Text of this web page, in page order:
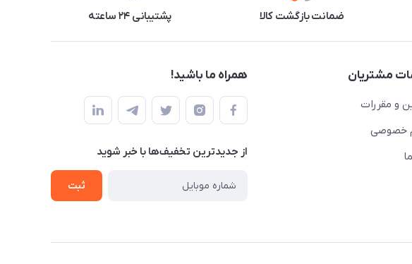
ضمانت بازگشت کالا پشتیبانی ۲۴ ساعته
مشتریان
و مقررات
خصوصی
همراه ما باشید!
از جدید‌ترین تخفیف‌ها با‌ خبر شوید
ثبت